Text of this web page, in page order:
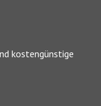
kostengünstige